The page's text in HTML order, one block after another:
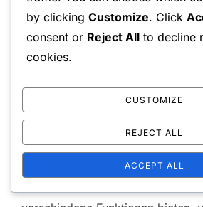
den Schulter- und Armmuskeln
kraftvolle Aufschläge
hinaus kann die Verwendung
wiederholte
die Spieler ihre Technik
einen Partner zu benötigen.
Betrachten Sie Marken wie Tennis
by clicking Customize. Click
consent or Reject All to decline
cookies.
CUSTOMIZE
REJECT ALL
ACCEPT ALL